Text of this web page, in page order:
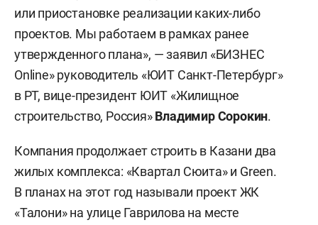
или приостановке реализации каких-либо
проектов. Мы работаем в рамках ранее
утвержденного плана», — заявил «БИЗНЕС
Online» руководитель «ЮИТ Санкт-Петербург»
в РТ, вице-президент ЮИТ «Жилищное
строительство, Россия»Владимир Сорокин.
Компания продолжает строить в Казани два
жилых комплекса: «Квартал Сюита» и Green.
В планах на этот год называли проект ЖК
«Талони» на улице Гаврилова на месте